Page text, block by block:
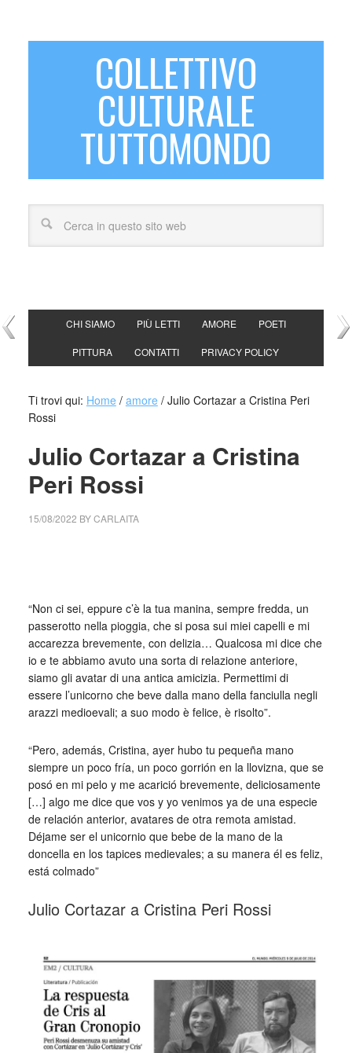
COLLETTIVO
CULTURALE
TUTTOMONDO
CHI SIAMO PIÙ LETTI AMORE POETI
PITTURA CONTATTI PRIVACY POLICY
Ti trovi qui: Home / amore /Julio Cortazar a Cristina Peri
Rossi
Julio Cortazar a Cristina
Peri Rossi
15/08/2022 BYCARLAITA
“Non ci sei, eppure c’è la tua manina, sempre fredda, un
passerotto nella pioggia, che si posa sui miei capelli e mi
accarezza brevemente, con delizia… Qualcosa mi dice che
io e te abbiamo avuto una sorta di relazione anteriore,
siamo gli avatar di una antica amicizia. Permettimi di
essere l’unicorno che beve dalla mano della fanciulla negli
arazzi medioevali; a suo modo è felice, è risolto”.
“Pero, además, Cristina, ayer hubo tu pequeña mano
siempre un poco fría, un poco gorrión en la llovizna, que se
posó en mi pelo y me acarició brevemente, deliciosamente
[…] algo me dice que vos y yo venimos ya de una especie
de relación anterior, avatares de otra remota amistad.
Déjame ser el unicornio que bebe de la mano de la
doncella en los tapices medievales; a su manera él es feliz,
está colmado”
Julio Cortazar a Cristina Peri Rossi